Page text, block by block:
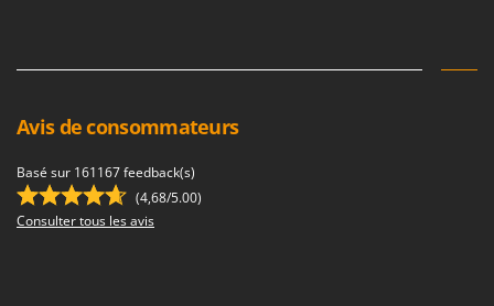
Trancheuses
Transpalettes
Treuils de débardage
Tronçonneuses
Lisam
Lotusgrill
Avis de consommateurs
Basé sur 161167 feedback(s)
(4,68/5.00)
Consulter tous les avis